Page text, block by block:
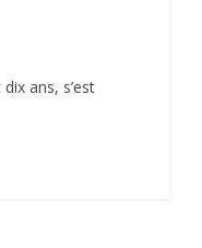
ans, s’est